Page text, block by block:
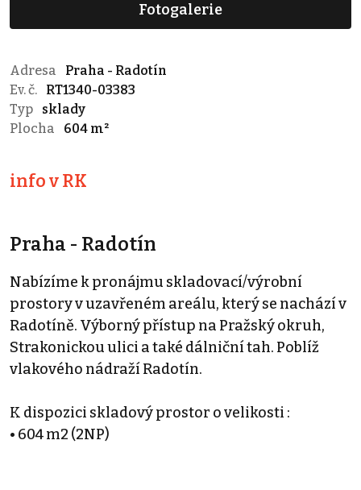
Fotogalerie
Adresa
Praha - Radotín
Ev. č.
RT1340-03383
Typ
sklady
Plocha
604 m²
info v RK
Praha - Radotín
Nabízíme k pronájmu skladovací/výrobní
prostory v uzavřeném areálu, který se nachází v
Radotíně. Výborný přístup na Pražský okruh,
Strakonickou ulici a také dálniční tah. Poblíž
vlakového nádraží Radotín.
K dispozici skladový prostor o velikosti :
• 604 m2 (2NP)